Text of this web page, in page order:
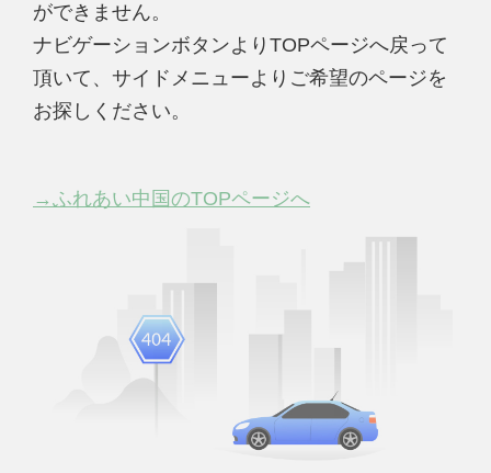
ができません。
ナビゲーションボタンよりTOPページへ戻って
頂いて、サイドメニューよりご希望のページを
お探しください。
→ふれあい中国のTOPページへ